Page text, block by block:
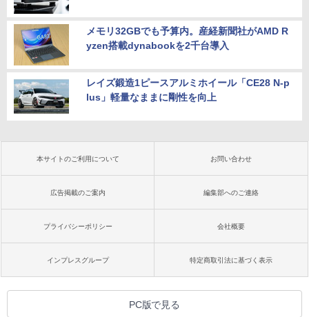
メモリ32GBでも予算内。産経新聞社がAMD R
yzen搭載dynabookを2千台導入
レイズ鍛造1ピースアルミホイール「CE28 N-p
lus」軽量なままに剛性を向上
本サイトのご利用について お問い合わせ
広告掲載のご案内 編集部へのご連絡
プライバシーポリシー 会社概要
インプレスグループ 特定商取引法に基づく表示
PC版で見る